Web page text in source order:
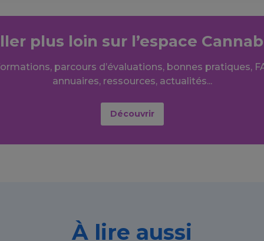
plus loin sur l’espace
parcours d’évaluations, bonnes pratiques,
annuaires, ressources, actualités...
Découvrir
À lire aussi